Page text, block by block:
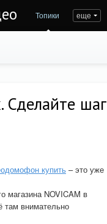
Топики еще
Сделайте шаг
купить – это уже
магазина NOVICAM в
там внимательно